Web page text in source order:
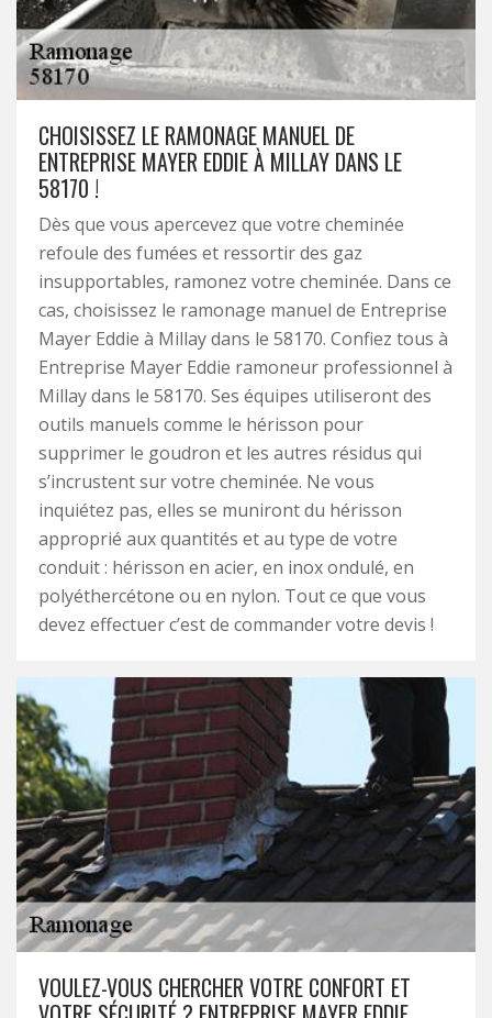
CHOISISSEZ LE RAMONAGE MANUEL DE
ENTREPRISE MAYER EDDIE À MILLAY DANS LE
58170 !
Dès que vous apercevez que votre cheminée
refoule des fumées et ressortir des gaz
insupportables, ramonez votre cheminée. Dans ce
cas, choisissez le ramonage manuel de Entreprise
Mayer Eddie à Millay dans le 58170. Confiez tous à
Entreprise Mayer Eddie ramoneur professionnel à
Millay dans le 58170. Ses équipes utiliseront des
outils manuels comme le hérisson pour
supprimer le goudron et les autres résidus qui
s’incrustent sur votre cheminée. Ne vous
inquiétez pas, elles se muniront du hérisson
approprié aux quantités et au type de votre
conduit : hérisson en acier, en inox ondulé, en
polyéthercétone ou en nylon. Tout ce que vous
devez effectuer c’est de commander votre devis !
VOULEZ-VOUS CHERCHER VOTRE CONFORT ET